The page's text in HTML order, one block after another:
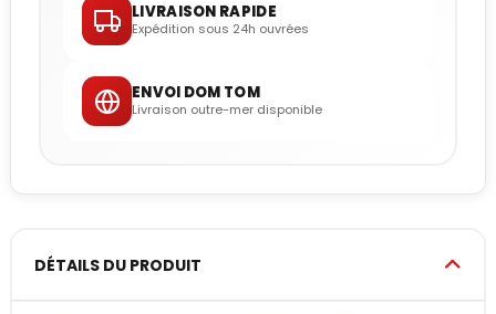
LIVRAISON RAPIDE
Expédition sous 24h ouvrées
ENVOI DOM TOM
Livraison outre-mer disponible
DÉTAILS DU PRODUIT